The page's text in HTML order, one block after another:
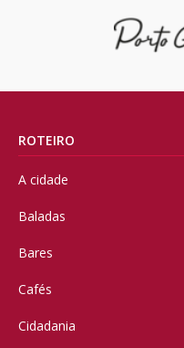
ROTEIRO
A cidade
Baladas
Bares
Cafés
Cidadania